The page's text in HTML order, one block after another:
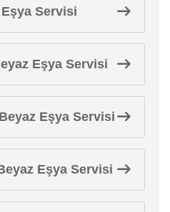
Servisi
Eşya Servisi
Eşya Servisi
Eşya Servisi